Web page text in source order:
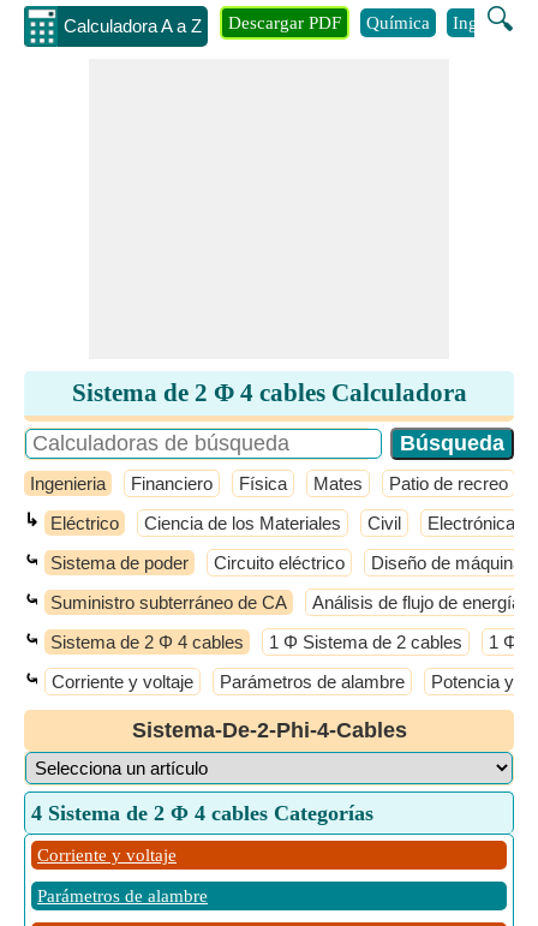
Calculadora A a Z 🔍
Descargar PDF Química Ingenieria
Sistema de 2 Φ 4 cables Calculadora
Ingenieria Financiero Física Mates Patio de recreo
↳ Eléctrico Ciencia de los Materiales Civil Electrónica
⤿ Sistema de poder Circuito eléctrico Diseño de máquinas
⤿ Suministro subterráneo de CA Análisis de flujo de energía
⤿ Sistema de 2 Φ 4 cables 1 Φ Sistema de 2 cables 1 Φ
⤿ Corriente y voltaje Parámetros de alambre Potencia y
Sistema-De-2-Phi-4-Cables
4 Sistema de 2 Φ 4 cables Categorías
Corriente y voltaje
Parámetros de alambre